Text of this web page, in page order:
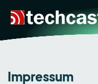
Impressum